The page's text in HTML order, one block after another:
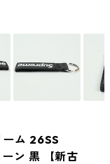
ム 26SS
ン 黒 【新古